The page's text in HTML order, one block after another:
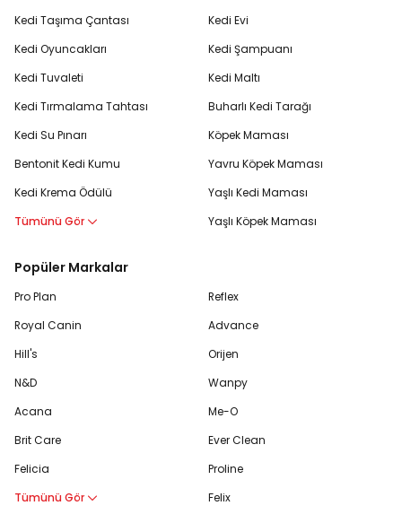
Kedi Taşıma Çantası
Kedi Oyuncakları
Kedi Tuvaleti
Kedi Tırmalama Tahtası
Kedi Su Pınarı
Bentonit Kedi Kumu
Kedi Krema Ödülü
Tümünü Gör
Kedi Evi
Kedi Şampuanı
Kedi Maltı
Buharlı Kedi Tarağı
Köpek Maması
Yavru Köpek Maması
Yaşlı Kedi Maması
Yaşlı Köpek Maması
Popüler Markalar
Pro Plan
Royal Canin
Hill's
N&D
Acana
Brit Care
Felicia
Tümünü Gör
Reflex
Advance
Orijen
Wanpy
Me-O
Ever Clean
Proline
Felix